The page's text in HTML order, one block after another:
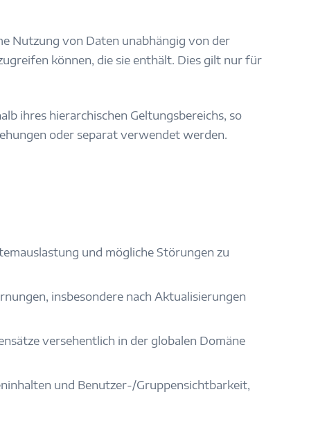
Nutzung von Daten unabhängig von der
können, die sie enthält. Dies gilt nur für
ihres hierarchischen Geltungsbereichs, so
oder separat verwendet werden.
und mögliche Störungen zu
insbesondere nach Aktualisierungen
versehentlich in der globalen Domäne
und Benutzer-/Gruppensichtbarkeit,